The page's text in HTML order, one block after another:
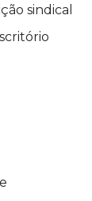
sindical